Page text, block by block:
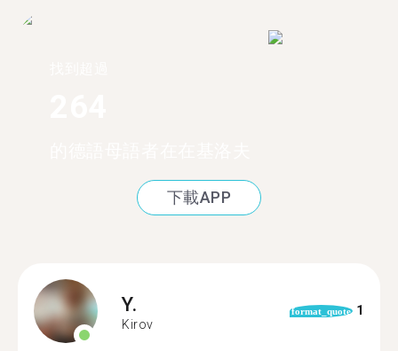
下載APP
Y.
Kirov
format_quote 1